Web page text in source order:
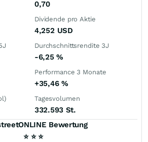
0,70
Dividende pro Aktie
4,252 USD
Durchschnittsrendite 3J
-6,25%
Performance 3 Monate
+35,46 %
Tagesvolumen
332.593 St.
Bewertung
⭐ ⭐ ⭐